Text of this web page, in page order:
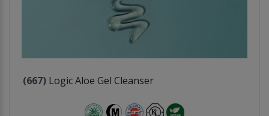
(667) Logic Aloe Gel Cleanser